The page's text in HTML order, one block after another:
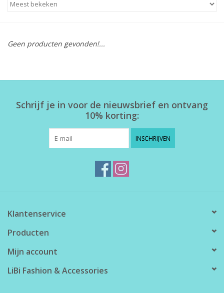
Schoenen
Herensokken
Geen producten gevonden!...
Schrijf je in voor de nieuwsbrief en ontvang
10% korting:
INSCHRIJVEN
Klantenservice
Producten
Mijn account
LiBi Fashion & Accessories